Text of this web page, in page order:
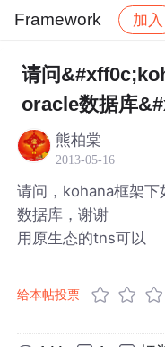
Framework 加入
社区 Framework
请问
oracle数据库
熊柏棠
2013-05-16
请问，kohana框架
数据库，谢谢
用原生态的tns可以
给本帖投票